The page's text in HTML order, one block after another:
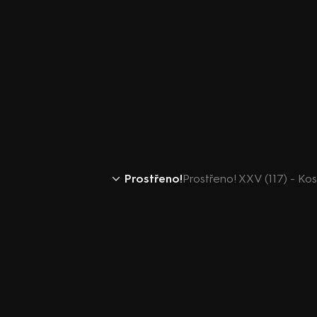
Prostřeno!Prostřeno! XXV (117) -